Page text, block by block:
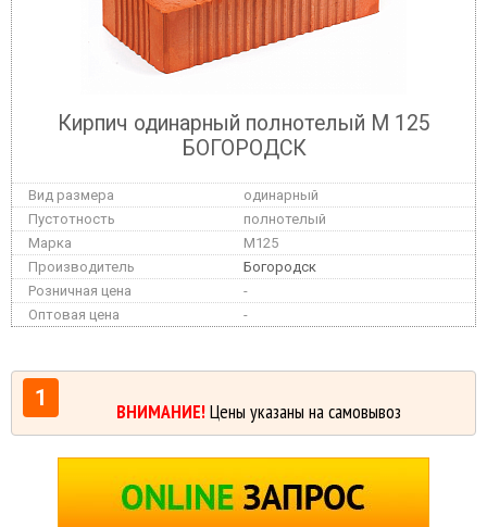
Кирпич одинарный полнотелый М 125
БОГОРОДСК
одинарный
полнотелый
M125
Богородск
-
-
1
ВНИМАНИЕ!Цены указаны на самовывоз